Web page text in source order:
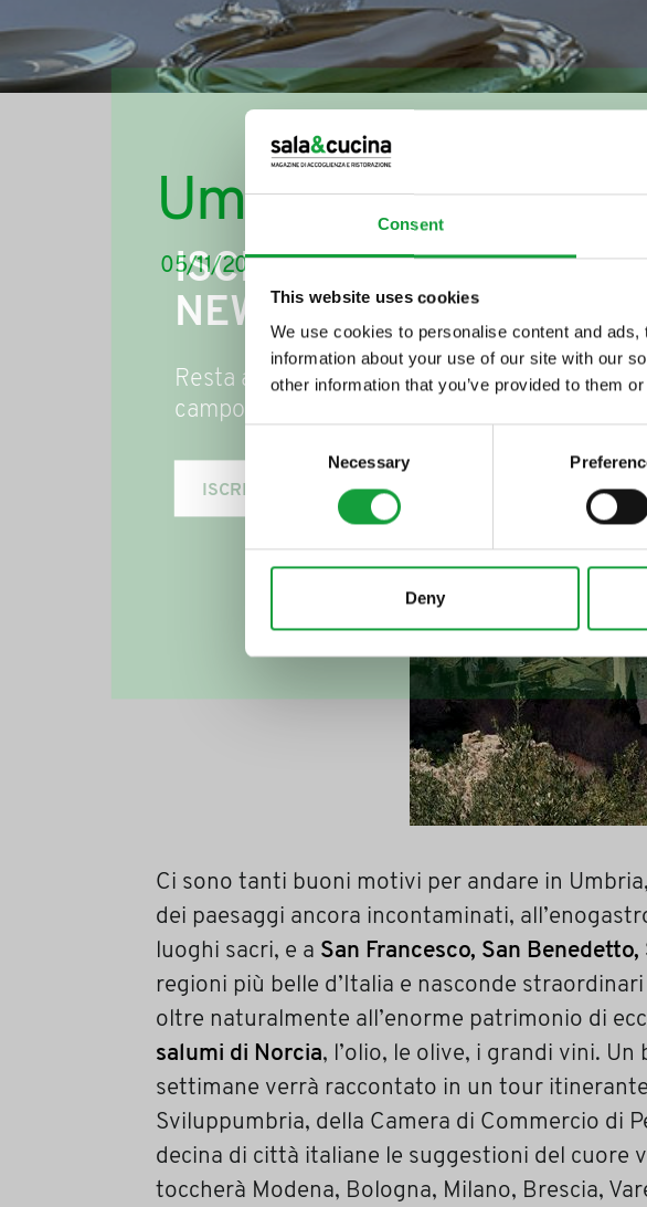
Consent
This website uses cookies
We use cookies to personalise content and
information about your use of our site with our
other information that you’ve provided to them
Selection
Necessary
Deny
Umbria, terra di
05/11/2014
Ci sono tanti buoni motivi per andare in
dei paesaggi ancora incontaminati,
luoghi sacri, e a San Francesco, San Benedetto,
regioni più belle d’Italia e nasconde
oltre naturalmente all’enorme patrimonio di
salumi di Norcia, l’olio, le olive, i grandi vini.
settimane verrà raccontato in un tour
Sviluppumbria, della Camera di Commercio di
decina di città italiane le suggestioni del cuore
toccherà Modena, Bologna, Milano, Brescia,
ISCRIVITI ALLA
NEWSLETTER
Resta aggiornato su tutte le ultime novita
campo della ristorazione e del food.
ISCRIVITI